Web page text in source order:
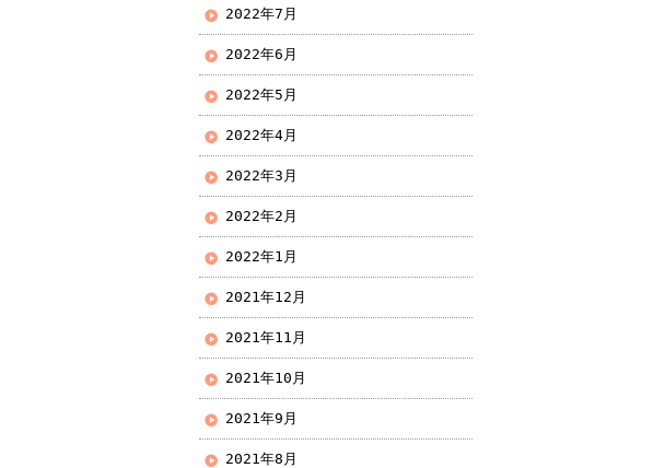
2022年7月
2022年6月
2022年5月
2022年4月
2022年3月
2022年2月
2022年1月
2021年12月
2021年11月
2021年10月
2021年9月
2021年8月